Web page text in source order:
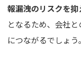
報漏洩のリスクを抑
となるため、会社
につながるでしょう。